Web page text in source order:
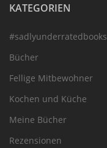
KATEGORIEN
#sadlyunderratedbooks
Bücher
Fellige Mitbewohner
Kochen und Küche
Meine Bücher
Rezensionen